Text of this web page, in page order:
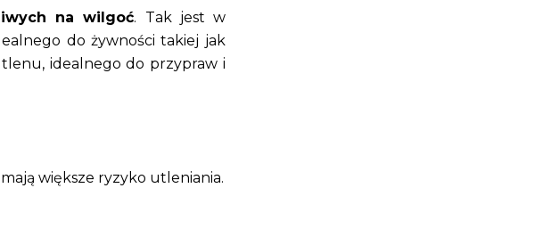
na wilgoć. Tak jest w
do żywności takiej jak
idealnego do przypraw i
większe ryzyko utleniania.